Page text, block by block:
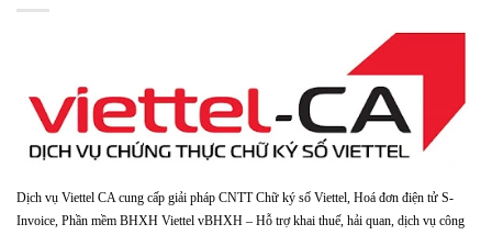
Dịch vụ Viettel CA cung cấp giải pháp CNTT Chữ ký số Viettel, Hoá đơn điện tử S-
Invoice, Phần mềm BHXH Viettel vBHXH – Hỗ trợ khai thuế, hải quan, dịch vụ công